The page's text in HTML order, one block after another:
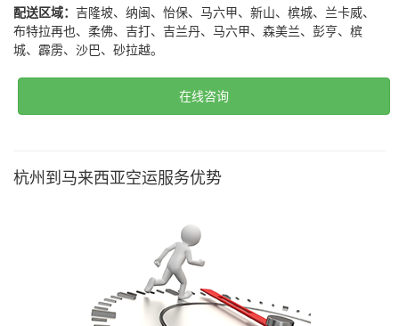
配送区域： 吉隆坡、纳闽、怡保、马六甲、新山、槟城、兰卡威、
布特拉再也、柔佛、吉打、吉兰丹、马六甲、森美兰、彭亨、槟
城、霹雳、沙巴、砂拉越。
在线咨询
杭州到马来西亚空运服务优势